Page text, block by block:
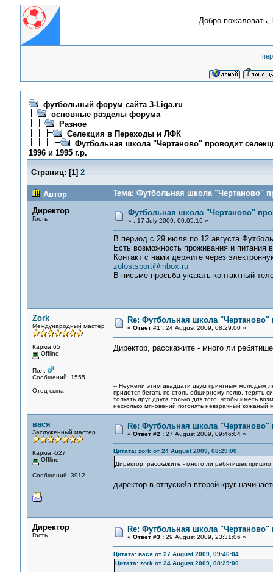
Добро пожаловать,
футбольный форум сайта 3-Liga.ru
основные разделы форума
Разное
Селекция в Переходы и ЛФК
Футбольная школа "Чертаново" проводит
1996 и 1995 г.р.
Страниц: [1] 2
Автор
Тема: Футбольная школа "Чертаново"
Директор
Гость
Футбольная школа "Чертаново"
« :17 July 2009, 00:05:16 »
В период с 29 июля по 12 августа
Есть возможность проживания и питания
Контакт с нами держите через
zolostsport@inbox.ru
В письме просьба указать контактный
Zork
Международный мастер
Карма 65
Offline
Пол:
Сообщений: 1555
Отец сына
Re: Футбольная школа "Чертаново"
« Ответ #1 :24 August 2009, 08:29:00 »
Директор, расскажите - много ли
-- Неужели этим двадцати двум приятным молодым
придется бегать по столь обширному полю, терять
толкать друг друга только для того, чтобы иметь
несколько мгновений погонять невзрачный кожаный
вася
Заслуженный мастер
Карма -527
Offline
Сообщений: 3912
Re: Футбольная школа "Чертаново"
« Ответ #2 :27 August 2009, 09:46:04 »
Цитата: zork от 24 August 2009, 08:29:00
Директор, расскажите - много ли ребятишек
директор в отпуске!а второй круг
Директор
Гость
Re: Футбольная школа "Чертаново"
« Ответ #3 :29 August 2009, 23:31:06 »
Цитата: вася от 27 August 2009, 09:46:04
Цитата: zork от 24 August 2009, 08:29:00